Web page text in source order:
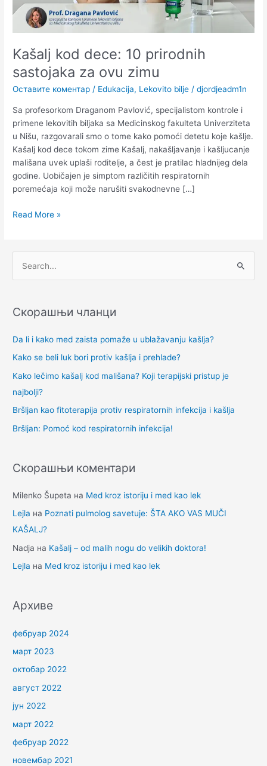
Kašalj kod dece: 10 prirodnih
sastojaka za ovu zimu
Оставите коментар / Edukacija, Lekovito bilje /djordjeadm1n
Sa profesorkom Draganom Pavlović, specijalistom kontrole i
primene lekovitih biljaka sa Medicinskog fakulteta Univerziteta
u Nišu, razgovarali smo o tome kako pomoći detetu koje kašlje.
Kašalj kod dece tokom zime Kašalj, nakašljavanje i kašljucanje
mališana uvek uplaši roditelje, a čest je pratilac hladnijeg dela
godine. Uobičajen je simptom različitih respiratornih
poremećaja koji može narušiti svakodnevne […]
Read More »
т
а
з
а
:
Скорашњи чланци
Da li i kako med zaista pomaže u ublažavanju kašlja?
Kako se beli luk bori protiv kašlja i prehlade?
Kako lečimo kašalj kod mališana? Koji terapijski pristup je
najbolji?
Bršljan kao fitoterapija protiv respiratornih infekcija i kašlja
Bršljan: Pomoć kod respiratornih infekcija!
Скорашњи коментари
Milenko Šupeta на Med kroz istoriju i med kao lek
Lejla на Poznati pulmolog savetuje: ŠTA AKO VAS MUČI
KAŠALJ?
Nadja на Kašalj – od malih nogu do velikih doktora!
Lejla на Med kroz istoriju i med kao lek
Архиве
фебруар 2024
март 2023
октобар 2022
август 2022
јун 2022
март 2022
фебруар 2022
новембар 2021